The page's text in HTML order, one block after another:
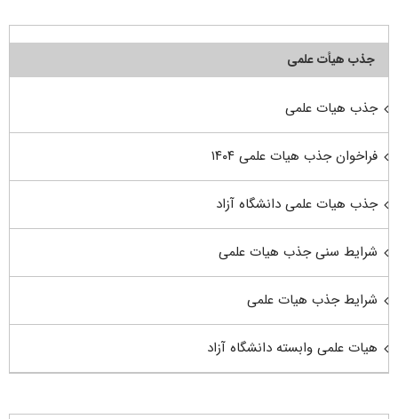
جذب هیأت علمی
جذب هیات علمی
فراخوان جذب هیات علمی ۱۴۰۴
جذب هیات علمی دانشگاه آزاد
شرایط سنی جذب هیات علمی
شرایط جذب هیات علمی
هیات علمی وابسته دانشگاه آزاد